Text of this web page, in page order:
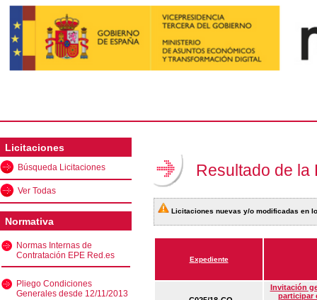
Licitaciones
Búsqueda Licitaciones
Ver Todas
Normativa
Normas Internas de
Contratación EPE Red.es
Pliego Condiciones
Generales desde 12/11/2013
Resultado de la
Licitaciones nuevas y/o modificadas en
Expediente
Invitación
participar